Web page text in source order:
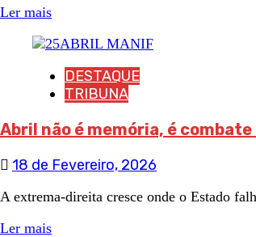
Ler mais
DESTAQUE
TRIBUNA
Abril não é memória, é
18 de Fevereiro, 2026
A extrema-direita cresce onde o Estado
Ler mais